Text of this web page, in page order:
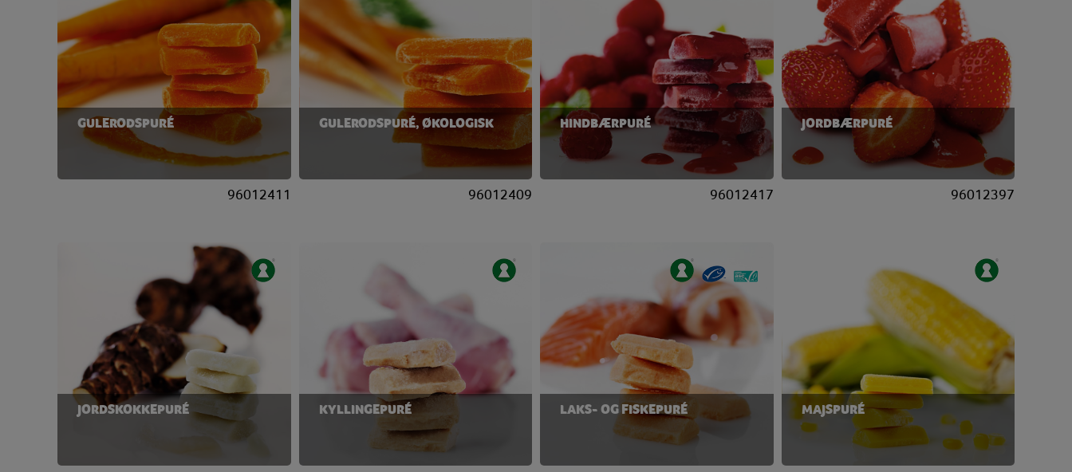
GULERODSPURÉ
96012411
GULERODSPURÉ, ØKOLOGISK
96012409
HINDBÆRPURÉ
96012417
JORDBÆRPURÉ
96012397
JORDSKOKKEPURÉ KYLLINGEPURÉ LAKS- OG FISKEPURÉ MAJSPURÉ